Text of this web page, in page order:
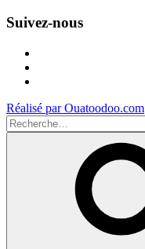
Suivez-nous
Réalisé par Ouatoodoo.com
Recherche
pour